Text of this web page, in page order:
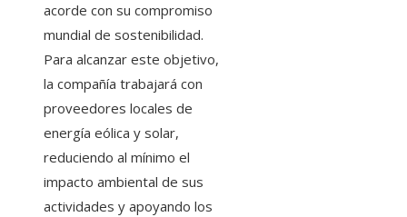
acorde con su compromiso
mundial de sostenibilidad.
Para alcanzar este objetivo,
la compañía trabajará con
proveedores locales de
energía eólica y solar,
reduciendo al mínimo el
impacto ambiental de sus
actividades y apoyando los